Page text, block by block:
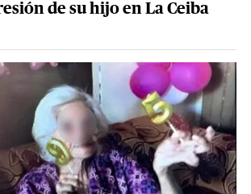
de su hijo en La Ceiba